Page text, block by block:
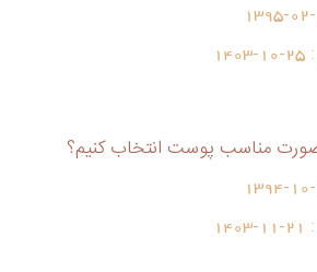
1395-
1403-10-25
مناسب پوست انتخاب کنیم؟
1394-
1403-11-21